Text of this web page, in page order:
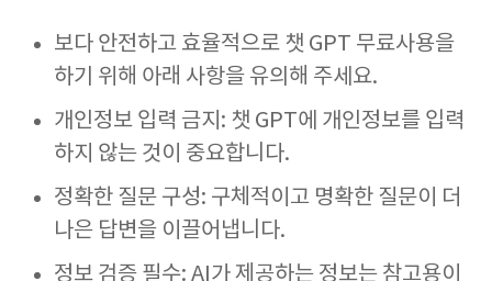
보다 안전하고 효율적으로 챗 GPT 무료사용을
하기 위해 아래 사항을 유의해 주세요.
개인정보 입력 금지: 챗 GPT에 개인정보를 입력
하지 않는 것이 중요합니다.
정확한 질문 구성: 구체적이고 명확한 질문이 더
나은 답변을 이끌어냅니다.
정보 검증 필수: AI가 제공하는 정보는 참고용이